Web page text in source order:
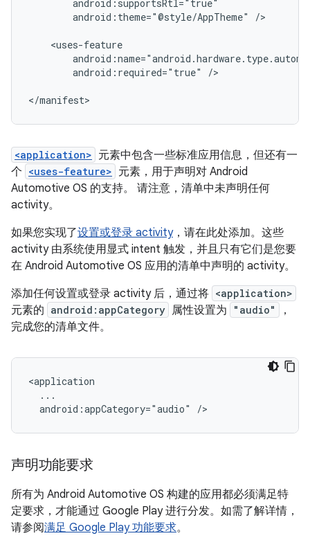
android:theme="@style/AppTheme"
/>
android:required="true" />
<application> 元素中包含一些标准应用信息，但还有一
个 <uses-feature> 元素，用于声明对 Android
Automotive OS 的支持。 请注意，清单中未声明任何
activity。
如果您实现了设置或登录 activity，请在此处添加。这些
activity 由系统使用显式 intent 触发，并且只有它们是您要
在 Android Automotive OS 应用的清单中声明的 activity。
添加任何设置或登录 activity 后，通过将 <application>
元素的 android:appCategory 属性设置为 "audio"
，
完成您的清单文件。
android:appCategory="audio"
声明功能要求
所有为 Android Automotive OS 构建的应用都必须满足特
定要求，才能通过 Google Play 进行分发。如需了解详情，
请参阅满足 Google Play 功能要求。